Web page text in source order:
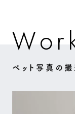
Wor
ペット写真の